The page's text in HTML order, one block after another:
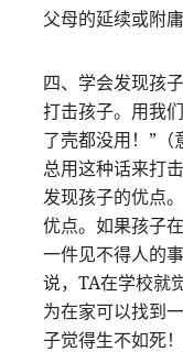
父母的延续或附庸
四、学会发现孩
打击孩子。用我
了壳都没用！”（
总用这种话来打
发现孩子的优点
优点。如果孩子
一件见不得人的
说，TA在学校就
为在家可以找到
子觉得生不如死